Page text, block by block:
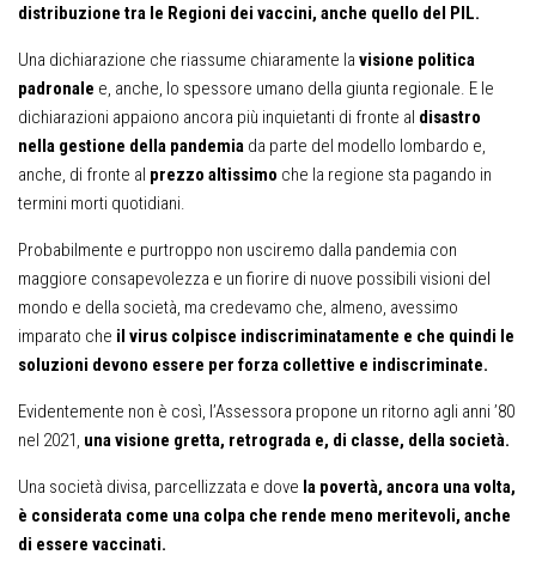
distribuzione tra le Regioni dei vaccini, anche quello del PIL.
Una dichiarazione che riassume chiaramente la visione politica
padronale e, anche, lo spessore umano della giunta regionale. E le
dichiarazioni appaiono ancora più inquietanti di fronte al disastro
nella gestione della pandemia da parte del modello lombardo e,
anche, di fronte al prezzo altissimo che la regione sta pagando in
termini morti quotidiani.
Probabilmente e purtroppo non usciremo dalla pandemia con
maggiore consapevolezza e un fiorire di nuove possibili visioni del
mondo e della società, ma credevamo che, almeno, avessimo
imparato che il virus colpisce indiscriminatamente e che quindi le
soluzioni devono essere per forza collettive e indiscriminate.
Evidentemente non è così, l’Assessora propone un ritorno agli anni ’80
nel 2021, una visione gretta, retrograda e, di classe, della società.
Una società divisa, parcellizzata e dove la povertà, ancora una volta,
è considerata come una colpa che rende meno meritevoli, anche
di essere vaccinati.